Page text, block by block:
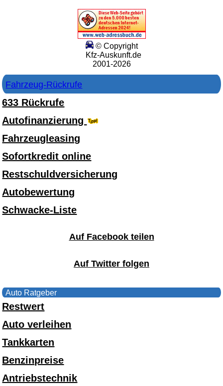
© Copyright
Kfz-Auskunft.de
2001-2026
Fahrzeug-Rückrufe
633 Rückrufe
Autofinanzierung
Fahrzeugleasing
Sofortkredit online
Restschuldversicherung
Autobewertung
Schwacke-Liste
Auf Facebook teilen
Auf Twitter folgen
Auto Ratgeber
Restwert
Auto verleihen
Tankkarten
Benzinpreise
Antriebstechnik